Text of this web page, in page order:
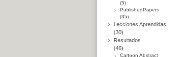
(5)
PublishedPapers
(35)
Lecciones Aprendidas
(30)
Resultados
(46)
Cartoon Abstract